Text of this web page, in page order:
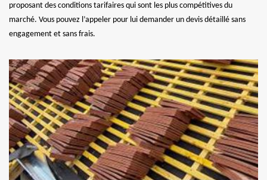
proposant des conditions tarifaires qui sont les plus compétitives du
marché. Vous pouvez l’appeler pour lui demander un devis détaillé sans
engagement et sans frais.